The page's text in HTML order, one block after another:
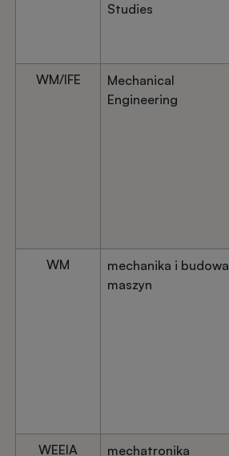
Studies
WM/IFE
Mechanical
Engineering
WM
mechanika i budowa
maszyn
WEEIA mechatronika